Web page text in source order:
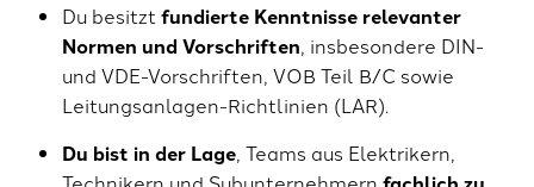
Du besitzt fundierte Kenntnisse relevanter
Normen und Vorschriften, insbesondere DIN-
und VDE-Vorschriften, VOB Teil B/C sowie
Leitungsanlagen-Richtlinien (LAR).
Du bist in der Lage, Teams aus Elektrikern,